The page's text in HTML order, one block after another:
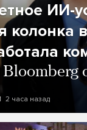
ИИ-
колонка
Bloomberg
2 часа назад